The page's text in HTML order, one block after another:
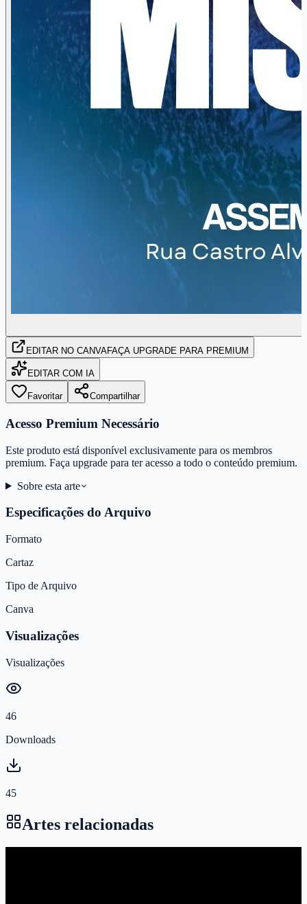
EDITAR NO CANVAFAÇA UPGRADE PARA PREMIUM
EDITAR COM IA
Favoritar Compartilhar
Acesso Premium Necessário
Este produto está disponível exclusivamente para os membros
premium. Faça upgrade para ter acesso a todo o conteúdo premium.
Sobre esta arte
Especificações do Arquivo
Formato
Cartaz
Tipo de Arquivo
Canva
Visualizações
Visualizações
46
Downloads
45
Artes relacionadas